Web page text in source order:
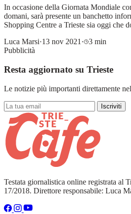
In occasione della Giornata Mondiale
domani, sarà presente un banchetto
Shopping Centre a Trieste sia oggi che
Luca Marsi·13 nov 2021 ·
3 min
Pubblicità
Resta aggiornato su Trieste
Le notizie più importanti direttamente
Iscriviti
Testata giornalistica online registrata al
17/2018. Direttore responsabile: Luca